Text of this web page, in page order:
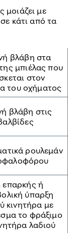
με
κάτι από τα
βλάβη στα
μπιέλας που
στον
του οχήματος
βλάβη στις
ρουλεμάν
ή
ύπαρξη
κινητήρα με
το φράξιμο
λαδιού